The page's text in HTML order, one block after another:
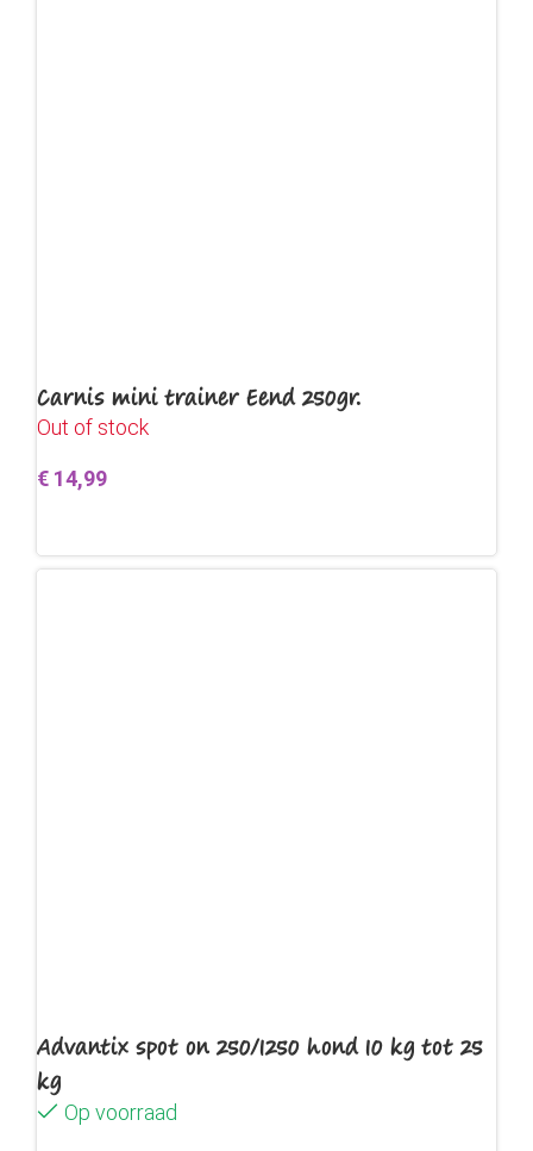
Carnis mini trainer Eend 250gr.
Out of stock
€ 14,99
Advantix spot on 250/1250 hond 10 kg tot 25
kg
Op voorraad